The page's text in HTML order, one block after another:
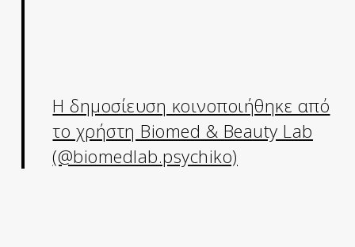
Η δημοσίευση κοινοποιήθηκε από
το χρήστη Biomed & Beauty Lab
(@biomedlab.psychiko)